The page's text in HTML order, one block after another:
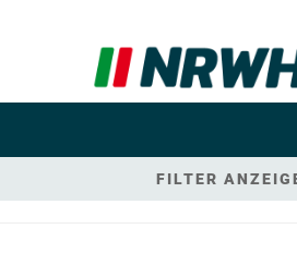
FILTER